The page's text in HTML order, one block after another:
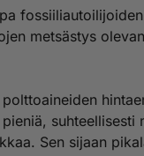
joukossa
olevan paljonkin
vähemmistö’
vähemmistö’
polttoaineiden hinta
tai tiedossa
metsästys
suhteellisesti
Sen sijaan